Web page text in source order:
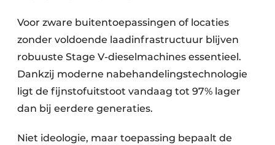
Voor zware buitentoepassingen of locaties
zonder voldoende laadinfrastructuur blijven
robuuste Stage V-dieselmachines essentieel.
Dankzij moderne nabehandelingstechnologie
ligt de fijnstofuitstoot vandaag tot 97% lager
dan bij eerdere generaties.
Niet ideologie, maar toepassing bepaalt de